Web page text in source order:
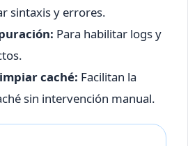
sintaxis y errores.
Para habilitar logs y
caché: Facilitan la
sin intervención manual.